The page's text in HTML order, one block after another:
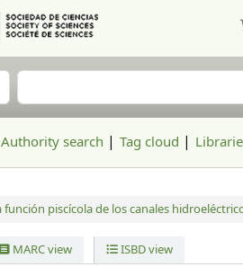
by:Search the catalog
Authority search Tag cloud
función piscícola de los canales
MARC view ISBD view